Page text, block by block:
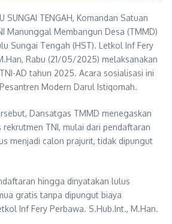
SUNGAI TENGAH, Komandan Satuan
Manunggal Membangun Desa (TMMD)
Sungai Tengah (HST). Letkol Inf Fery
Rabu (21/05/2025) melaksanakan
AD tahun 2025. Acara sosialisasi ini
Modern Darul Istiqomah.
Dansatgas TMMD menegaskan
TNI, mulai dari pendaftaran
menjadi calon prajurit, tidak dipungut
hingga dinyatakan lulus
gratis tanpa dipungut biaya
Inf Fery Perbawa. S.Hub.Int., M.Han.